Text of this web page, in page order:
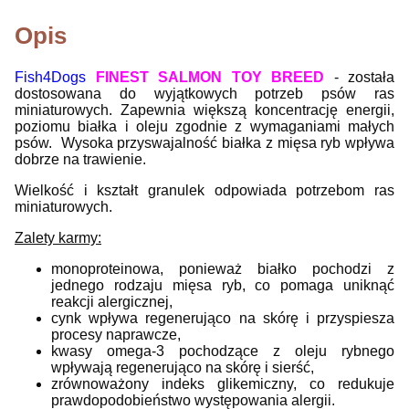
Opis
Fish4Dogs FINEST SALMON TOY BREED
- została
dostosowana do wyjątkowych potrzeb psów ras
miniaturowych. Zapewnia większą koncentrację energii,
poziomu białka i oleju zgodnie z wymaganiami małych
psów. Wysoka przyswajalność białka z mięsa ryb wpływa
dobrze na trawienie.
Wielkość i kształt granulek odpowiada potrzebom ras
miniaturowych.
Zalety karmy:
monoproteinowa, ponieważ białko pochodzi z
jednego rodzaju mięsa ryb, co pomaga uniknąć
reakcji alergicznej,
cynk wpływa regenerująco na skórę i przyspiesza
procesy naprawcze,
kwasy omega-3 pochodzące z oleju rybnego
wpływają regenerująco na skórę i sierść,
zrównoważony indeks glikemiczny, co redukuje
prawdopodobieństwo występowania alergii.